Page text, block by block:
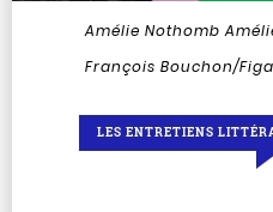
Amélie Nothomb
François Bouchon/
LES ENTRETIENS